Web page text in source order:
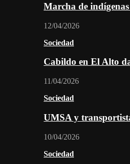
Marcha de
12/04/2026
Sociedad
Cabildo en El Alto
11/04/2026
Sociedad
UMSA y
10/04/2026
Sociedad